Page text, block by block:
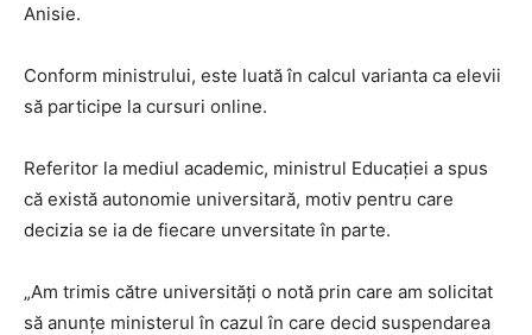
Anisie.
Conform ministrului, este luată în calcul varianta ca elevii
să participe la cursuri online.
Referitor la mediul academic, ministrul Educației a spus
că există autonomie universitară, motiv pentru care
decizia se ia de fiecare unversitate în parte.
„Am trimis către universități o notă prin care am solicitat
să anunțe ministerul în cazul în care decid suspendarea